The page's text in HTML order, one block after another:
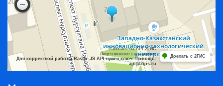
Работает на API 2ГИС
Лицензионное соглашение
Для корректной работы Raster JS API нужен ключ. Помощь:
api@2gis.ru
Доехать с 2ГИС